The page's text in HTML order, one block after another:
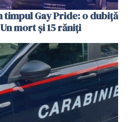
timpul Gay Pride: o dubiță
mort și 15 răniți